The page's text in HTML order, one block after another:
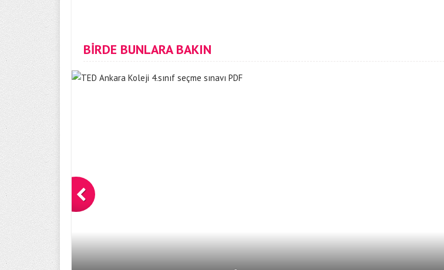
BİRDE BUNLARA BAKIN